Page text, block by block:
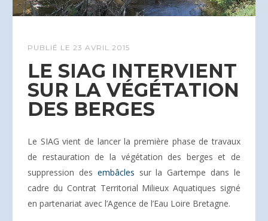
PUBLIÉ LE 23 AVRIL 2015
LE SIAG INTERVIENT
SUR LA VÉGÉTATION
DES BERGES
Le SIAG vient de lancer la première phase de travaux
de restauration de la végétation des berges et de
suppression des embâcles sur la Gartempe dans le
cadre du Contrat Territorial Milieux Aquatiques signé
en partenariat avec l’Agence de l’Eau Loire Bretagne.